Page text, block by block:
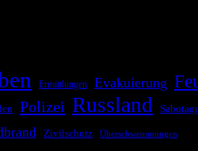
Ermittlungen Evakuierung
Polizei Russland
Zivilschutz Überschwemmungen